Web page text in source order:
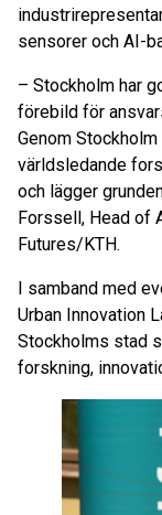
sensorer och AI-
– Stockholm har
förebild för
Genom
världsledande
och lägger
Forssell, Head of
Futures/KTH.
I samband med
Urban Innovation
Stockholms stad
forskning,